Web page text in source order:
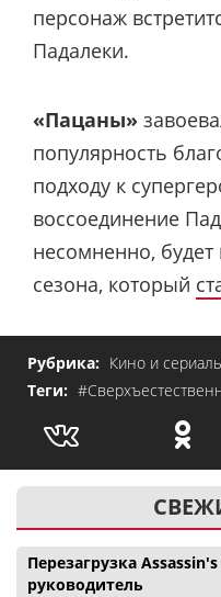
персонаж
Падалеки.
«Пацаны»
популярность
подходу к
воссоединение
несомненно,
сезона, который
Рубрика: Кино и
Теги:
Перезагрузка
руководитель